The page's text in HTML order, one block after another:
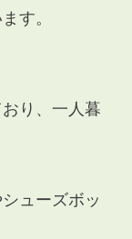
す。
り、一人暮
ューズボッ